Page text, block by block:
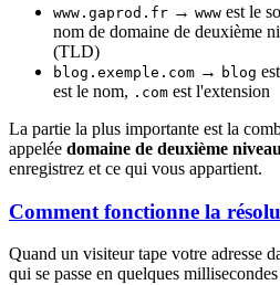
www.gaprod.fr → www est le
nom de domaine de deuxième
(TLD)
blog.exemple.com → blog
est le nom, .com est l'extension
La partie la plus importante est la
appelée domaine de deuxième niveau
enregistrez et ce qui vous appartient.
Comment fonctionne la
Quand un visiteur tape votre adresse
qui se passe en quelques millisecondes